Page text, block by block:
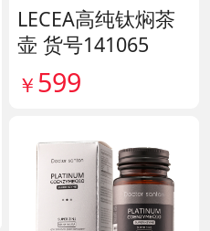
LECEA高纯钛焖茶
壶 货号141065
￥ 599